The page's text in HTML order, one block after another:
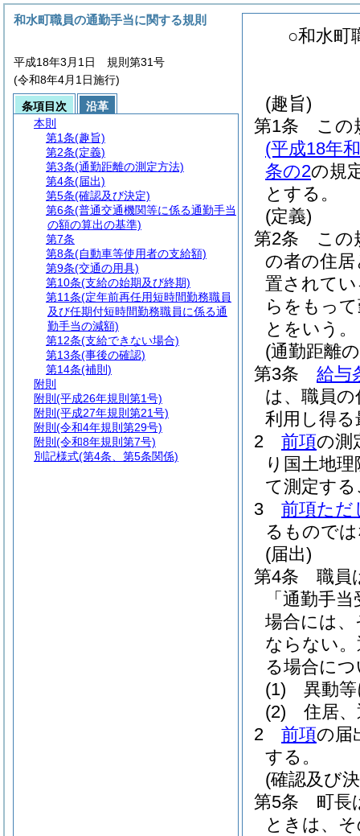
○和水町
(趣旨)
第1条
この
(平成18年
条の2の規
とする。
(定義)
第2条
この
の者の住
置されて
らをもっ
とをいう。
(通勤距離
第3条
給与
は、職員
利用し得
2
前項の測
り国土地
て測定す
3
前項ただ
るもので
(届出)
第4条
職員
「通勤手
場合には
ならない。
る場合に
(1)
異動
(2)
住居
2
前項の届
する。
(確認及び
第5条
町長
ときは、
和水町職員の通勤手当に関する規則
平成18年3月1日 規則第31号
(令和8年4月1日施行)
条項目次
沿革
本則
第1条(趣旨)
第2条(定義)
第3条(通勤距離の測定方法)
第4条(届出)
第5条(確認及び決定)
第6条(普通交通機関等に係る通勤手当
の額の算出の基準)
第7条
第8条(自動車等使用者の支給額)
第9条(交通の用具)
第10条(支給の始期及び終期)
第11条(定年前再任用短時間勤務職員
及び任期付短時間勤務職員に係る通
勤手当の減額)
第12条(支給できない場合)
第13条(事後の確認)
第14条(補則)
附則
附則 (平成26年規則第1号)
附則 (平成27年規則第21号)
附則 (令和4年規則第29号)
附則 (令和8年規則第7号)
別記様式(第4条、第5条関係)